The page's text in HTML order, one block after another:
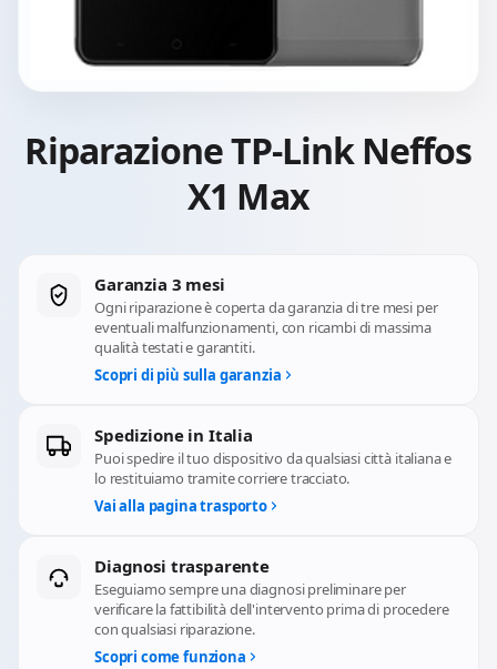
Riparazione TP-Link Neffos
X1 Max
Garanzia 3 mesi
Ogni riparazione è coperta da garanzia di tre mesi per
eventuali malfunzionamenti, con ricambi di massima
qualità testati e garantiti.
Scopri di più sulla garanzia
Spedizione in Italia
Puoi spedire il tuo dispositivo da qualsiasi città italiana e
lo restituiamo tramite corriere tracciato.
Vai alla pagina trasporto
Diagnosi trasparente
Eseguiamo sempre una diagnosi preliminare per
verificare la fattibilità dell'intervento prima di procedere
con qualsiasi riparazione.
Scopri come funziona